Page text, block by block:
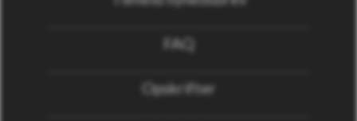
FAQ
Opskrifter